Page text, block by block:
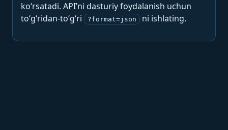
ko‘rsatadi. API’ni dasturiy foydalanish uchun
to‘g‘ridan-to‘g‘ri
?format=json ni ishlating.